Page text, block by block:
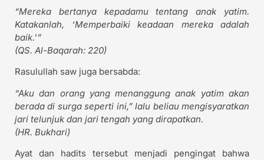
“Mereka bertanya kepadamu tentang anak yatim.
Katakanlah, ‘Memperbaiki keadaan mereka adalah
baik.'”
(QS. Al-Baqarah: 220)
Rasulullah saw juga bersabda:
“Aku dan orang yang menanggung anak yatim akan
berada di surga seperti ini,” lalu beliau mengisyaratkan
jari telunjuk dan jari tengah yang dirapatkan.
(HR. Bukhari)
Ayat dan hadits tersebut menjadi pengingat bahwa